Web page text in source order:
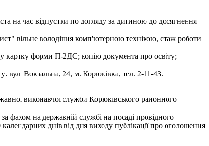
на час відпустки по догляду за дитиною до досягнення
вільне володіння комп'ютерною технікою, стаж роботи
картку форми П-2ДС; копію документа про освіту;
вул. Вокзальна, 24, м. Корюківка, тел. 2-11-43.
виконавчої служби Корюківського районного
фахом на державній службі на посаді провідного
днів від дня виходу публікації про оголошення